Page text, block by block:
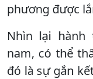
phương được
Nhìn lại hành
nam, có thể
đó là sự gắn